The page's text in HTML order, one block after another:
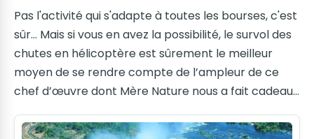
Pas l'activité qui s'adapte à toutes les bourses, c'est
sûr... Mais si vous en avez la possibilité, le survol des
chutes en hélicoptère est sûrement le meilleur
moyen de se rendre compte de l’ampleur de ce
chef d’œuvre dont Mère Nature nous a fait cadeau…